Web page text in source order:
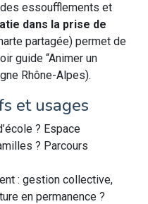
essoufflements et
dans la prise de
partagée) permet de
guide “Animer un
Rhône-Alpes).
et usages
? Espace
? Parcours
: gestion collective,
en permanence ?